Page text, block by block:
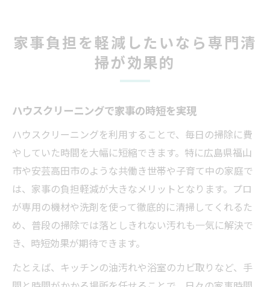
家事負担を軽減したいなら専門清
掃が効果的
ハウスクリーニングで家事の時短を実現
ハウスクリーニングを利用することで、毎日の掃除に費
やしていた時間を大幅に短縮できます。特に広島県福山
市や安芸高田市のような共働き世帯や子育て中の家庭で
は、家事の負担軽減が大きなメリットとなります。プロ
が専用の機材や洗剤を使って徹底的に清掃してくれるた
め、普段の掃除では落としきれない汚れも一気に解決で
き、時短効果が期待できます。
たとえば、キッチンの油汚れや浴室のカビ取りなど、手